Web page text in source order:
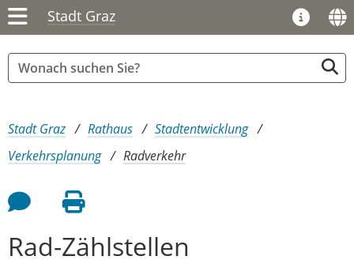
Stadt Graz
Sie sind hier:
Stadt Graz Rathaus
Stadtentwicklung
Verkehrsplanung
Radverkehr
Feedback an Autor
Seite drucken
Rad-Zählstellen